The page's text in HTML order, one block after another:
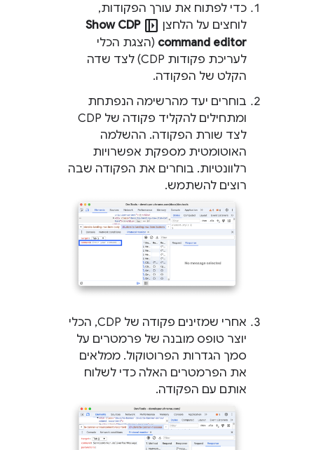
כדי לפתוח את עורך הפקודות,
לוחצים על הלחצן left_panel_open
Show CDP
command editor (הצגת הכלי
לעריכת פקודות CDP) לצד שדה
הקלט של הפקודה.
בוחרים יעד מהרשימה הנפתחת
ומתחילים להקליד פקודה של CDP
לצד שורת הפקודה. ההשלמה
האוטומטית מספקת אפשרויות
רלוונטיות. בוחרים את הפקודה שבה
רוצים להשתמש.
אחרי שמזינים פקודה של CDP, הכלי
יוצר טופס מובנה של פרמטרים על
סמך הגדרות הפרוטוקול. ממלאים
את הפרמטרים האלה כדי לשלוח
אותם עם הפקודה.